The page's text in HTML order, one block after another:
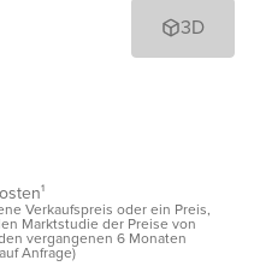
3D
Verkaufspreis oder ein Preis,
Marktstudie der Preise von
vergangenen 6 Monaten
Anfrage)